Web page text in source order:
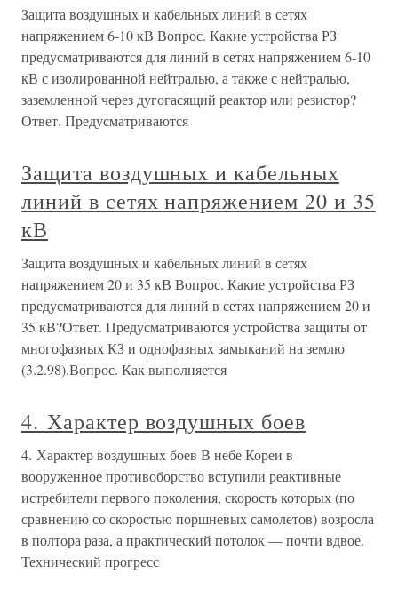
Защита воздушных и кабельных линий в сетях
напряжением 6-10 кВ Вопрос. Какие устройства РЗ
предусматриваются для линий в сетях напряжением 6-10
кВ с изолированной нейтралью, а также с нейтралью,
заземленной через дугогасящий реактор или резистор?
Ответ. Предусматриваются
Защита воздушных и кабельных
линий в сетях напряжением 20 и 35
кВ
Защита воздушных и кабельных линий в сетях
напряжением 20 и 35 кВ Вопрос. Какие устройства РЗ
предусматриваются для линий в сетях напряжением 20 и
35 кВ?Ответ. Предусматриваются устройства защиты от
многофазных КЗ и однофазных замыканий на землю
(3.2.98).Вопрос. Как выполняется
4. Характер воздушных боев
4. Характер воздушных боев В небе Кореи в
вооруженное противоборство вступили реактивные
истребители первого поколения, скорость которых (по
сравнению со скоростью поршневых самолетов) возросла
в полтора раза, а практический потолок — почти вдвое.
Технический прогресс